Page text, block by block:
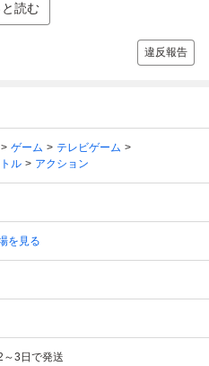
と読む
違反報告
ゲーム
テレビゲーム
ル アクション
を見る
～3日で発送